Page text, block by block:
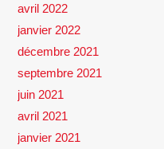
avril 2022
janvier 2022
décembre 2021
septembre 2021
juin 2021
avril 2021
janvier 2021